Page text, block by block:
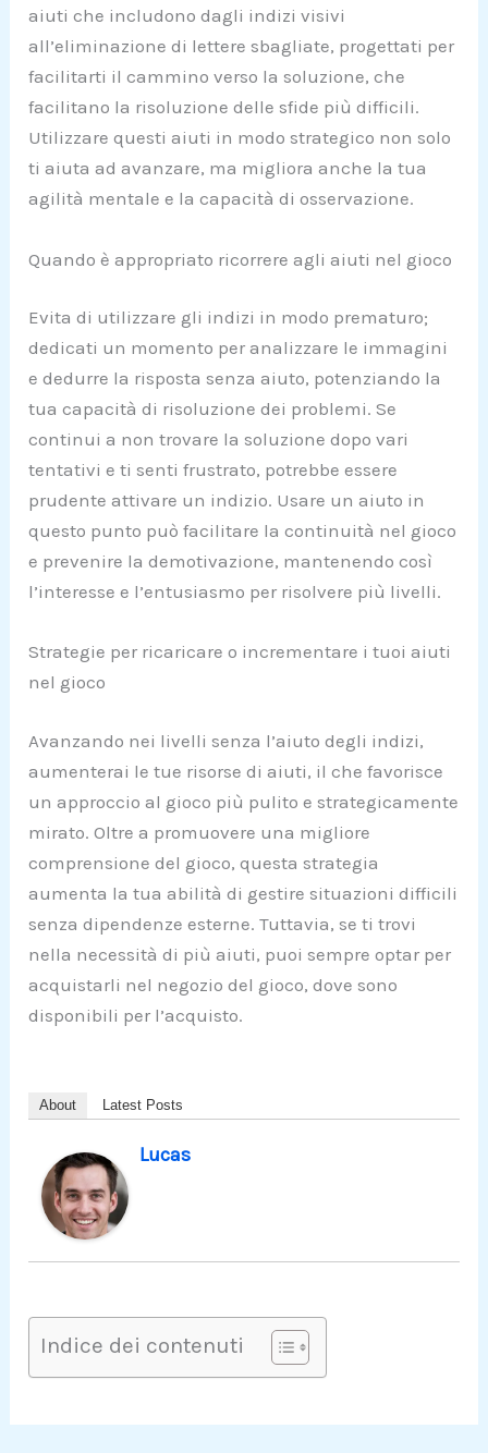
aiuti che includono dagli indizi visivi
all’eliminazione di lettere sbagliate, progettati per
facilitarti il cammino verso la soluzione, che
facilitano la risoluzione delle sfide più difficili.
Utilizzare questi aiuti in modo strategico non solo
ti aiuta ad avanzare, ma migliora anche la tua
agilità mentale e la capacità di osservazione.
Quando è appropriato ricorrere agli aiuti nel gioco
Evita di utilizzare gli indizi in modo prematuro;
dedicati un momento per analizzare le immagini
e dedurre la risposta senza aiuto, potenziando la
tua capacità di risoluzione dei problemi. Se
continui a non trovare la soluzione dopo vari
tentativi e ti senti frustrato, potrebbe essere
prudente attivare un indizio. Usare un aiuto in
questo punto può facilitare la continuità nel gioco
e prevenire la demotivazione, mantenendo così
l’interesse e l’entusiasmo per risolvere più livelli.
Strategie per ricaricare o incrementare i tuoi aiuti
nel gioco
Avanzando nei livelli senza l’aiuto degli indizi,
aumenterai le tue risorse di aiuti, il che favorisce
un approccio al gioco più pulito e strategicamente
mirato. Oltre a promuovere una migliore
comprensione del gioco, questa strategia
aumenta la tua abilità di gestire situazioni difficili
senza dipendenze esterne. Tuttavia, se ti trovi
nella necessità di più aiuti, puoi sempre optar per
acquistarli nel negozio del gioco, dove sono
disponibili per l’acquisto.
About Latest Posts
Lucas
Indice dei contenuti